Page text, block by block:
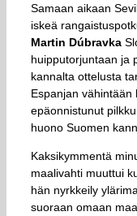
Samaan aikaan
iskeä
Martin Dúbravka
huipputorjuntaan ja
kannalta ottelusta
Espanjan vähintään
epäonnistunut
huono Suomen
Kaksikymmentä
maalivahti muuttui
hän nyrkkeily
suoraan omaan